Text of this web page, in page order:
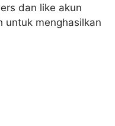
dan like akun
untuk menghasilkan